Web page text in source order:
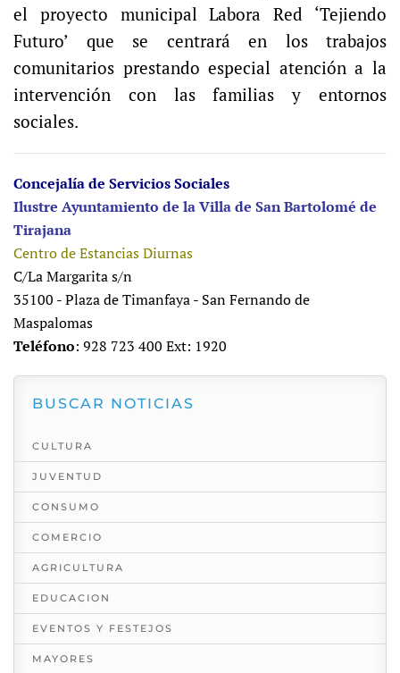
el proyecto municipal Labora Red ‘Tejiendo
Futuro’ que se centrará en los trabajos
comunitarios prestando especial atención a la
intervención con las familias y entornos
sociales.
Concejalía de Servicios Sociales
Ilustre Ayuntamiento de la Villa de San Bartolomé de
Tirajana
Centro de Estancias Diurnas
C/La Margarita s/n
35100 - Plaza de Timanfaya - San Fernando de
Maspalomas
Teléfono: 928 723 400 Ext: 1920
BUSCAR NOTICIAS
CULTURA
JUVENTUD
CONSUMO
COMERCIO
AGRICULTURA
EDUCACION
EVENTOS Y FESTEJOS
MAYORES